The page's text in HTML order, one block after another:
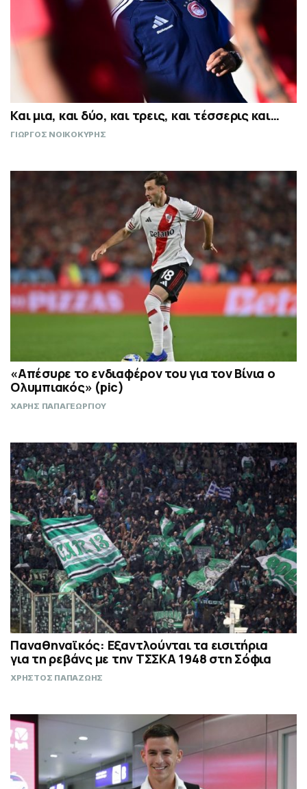
Και μια, και δύο, και τρεις, και τέσσερις και…
ΓΙΩΡΓΟΣ ΝΟΙΚΟΚΥΡΗΣ
«Απέσυρε το ενδιαφέρον του για τον Βίνια ο
Ολυμπιακός» (pic)
ΧΑΡΗΣ ΠΑΠΑΓΕΩΡΓΙΟΥ
Παναθηναϊκός: Εξαντλούνται τα εισιτήρια
για τη ρεβάνς με την ΤΣΣΚΑ 1948 στη Σόφια
ΧΡΗΣΤΟΣ ΠΑΠΑΖΩΗΣ